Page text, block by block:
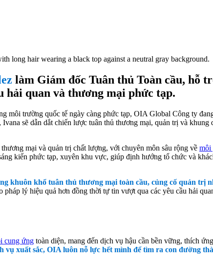
làm Giám đốc Tuân thủ Toàn cầu, hỗ
hải quan và thương mại phức tạp.
môi trường quốc tế ngày càng phức tạp, OIA Global Công ty
sẽ dẫn dắt chiến lược tuân thủ thương mại, quản trị và
mại và quản trị chất lượng, với chuyên môn sâu rộng về môi
kiến ​​phức tạp, xuyên khu vực, giúp định hướng tổ chức và
khuôn khổ tuân thủ thương mại toàn cầu, củng cố quản trị
lý hiệu quả hơn đồng thời tự tin vượt qua các yêu cầu hải
cung ứng toàn diện, mang đến dịch vụ hậu cần bền vững, thích
xuất sắc, OIA luôn nỗ lực hết mình để tìm ra con đường